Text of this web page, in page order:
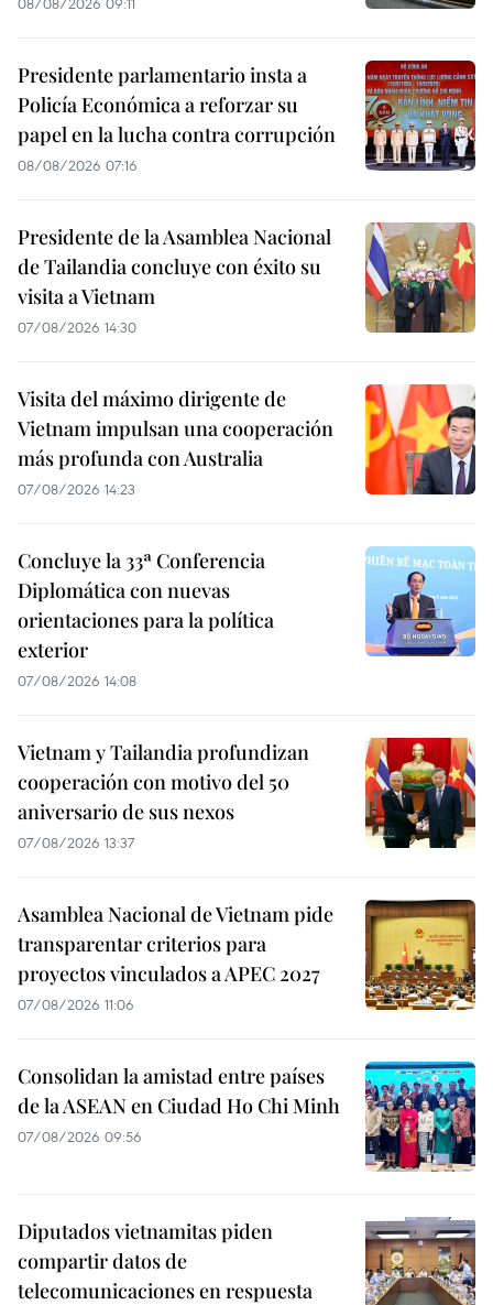
Presidente parlamentario insta a
Policía Económica a reforzar su
papel en la lucha contra corrupción
08/08/2026 07:16
Presidente de la Asamblea Nacional
de Tailandia concluye con éxito su
visita a Vietnam
07/08/2026 14:30
Visita del máximo dirigente de
Vietnam impulsan una cooperación
más profunda con Australia
07/08/2026 14:23
Concluye la 33ª Conferencia
Diplomática con nuevas
orientaciones para la política
exterior
07/08/2026 14:08
Vietnam y Tailandia profundizan
cooperación con motivo del 50
aniversario de sus nexos
07/08/2026 13:37
Asamblea Nacional de Vietnam pide
transparentar criterios para
proyectos vinculados a APEC 2027
07/08/2026 11:06
Consolidan la amistad entre países
de la ASEAN en Ciudad Ho Chi Minh
07/08/2026 09:56
Diputados vietnamitas piden
compartir datos de
telecomunicaciones en respuesta